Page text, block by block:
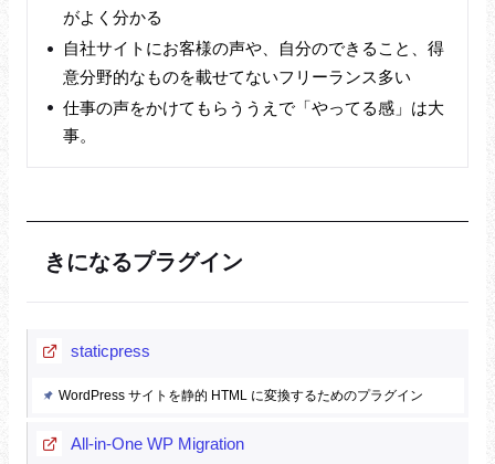
がよく分かる
自社サイトにお客様の声や、自分のできること、得
意分野的なものを載せてないフリーランス多い
仕事の声をかけてもらううえで「やってる感」は大
事。
きになるプラグイン
staticpress
WordPress サイトを静的 HTML に変換するためのプラグイン
All-in-One WP Migration